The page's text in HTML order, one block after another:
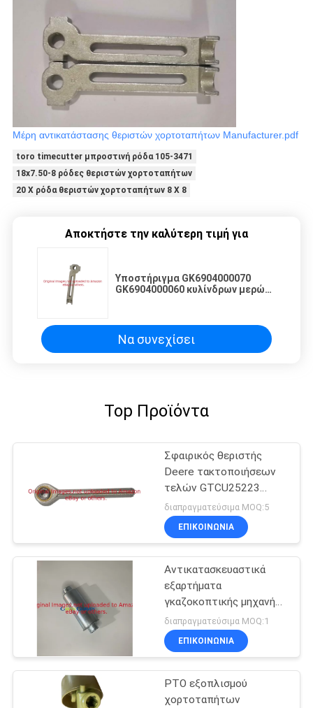
Μέρη αντικατάστασης θεριστών χορτοταπήτων Manufacturer.pdf
toro timecutter μπροστινή ρόδα 105-3471
18x7.50-8 ρόδες θεριστών χορτοταπήτων
20 X ρόδα θεριστών χορτοταπήτων 8 X 8
Αποκτήστε την καλύτερη τιμή για
Υποστήριγμα GK6904000070
GK6904000060 κυλίνδρων μερών
Να συνεχίσει
Top Προϊόντα
Σφαιρικός θεριστής
Deere τακτοποιήσεων
τελών GTCU25223
ράβδων μερών
αντικατάστασης
θεριστών
διαπραγματεύσιμα MOQ:5
ΕΠΙΚΟΙΝΩΝΊΑ
Αντικατασκευαστικά
εξαρτήματα
γκαζοκοπτικής μηχανής
υδραυλικός
στεγνωτήρας ελαίου
GTCA13646 Fits Deere
διαπραγματεύσιμα MOQ:1
ΕΠΙΚΟΙΝΩΝΊΑ
PTO εξοπλισμού
χορτοταπήτων